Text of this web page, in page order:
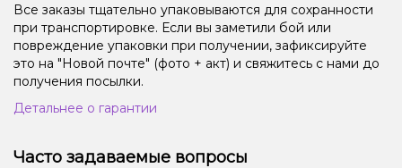
Все заказы тщательно упаковываются для сохранности
при транспортировке. Если вы заметили бой или
повреждение упаковки при получении, зафиксируйте
это на "Новой почте" (фото + акт) и свяжитесь с нами до
получения посылки.
Детальнее о гарантии
Часто задаваемые вопросы